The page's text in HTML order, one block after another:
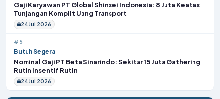
Gaji Karyawan PT Global Shinsei Indonesia: 8 Juta Keatas
Tunjangan Komplit Uang Transport
24 Jul 2026
#5
Butuh Segera
Nominal Gaji PT Beta Sinarindo: Sekitar 15 Juta Gathering
Rutin Insentif Rutin
24 Jul 2026